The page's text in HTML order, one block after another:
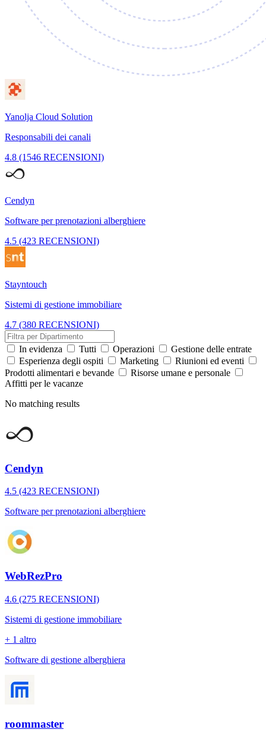
Yanolja Cloud Solution
Responsabili dei canali
4.8 (1546 RECENSIONI)
Cendyn
Software per prenotazioni alberghiere
4.5 (423 RECENSIONI)
Stayntouch
Sistemi di gestione immobiliare
4.7 (380 RECENSIONI)
In evidenza Tutti Operazioni
Gestione delle entrate
Esperienza degli ospiti
Marketing
Riunioni ed eventi
Prodotti alimentari e bevande
Risorse umane e personale
Affitti per le vacanze
No matching results
Cendyn
4.5 (423 RECENSIONI)
Software per prenotazioni alberghiere
WebRezPro
4.6 (275 RECENSIONI)
Sistemi di gestione immobiliare
+ 1 altro
Software di gestione alberghiera
roommaster